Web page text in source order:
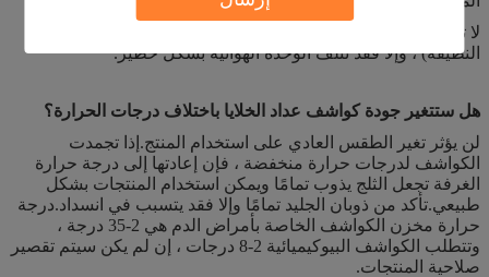
لا تضع أبدًا الماء المقطر على المحلل (باستثناء قائمة الشحن
النظيفة) ، وإلا فقد تتلف الوحدة الهوائية بشكل خطير.
هل ستتغير جودة كواشف عداد الخلايا باختلاف درجات الحرارة؟
لن يؤثر تغير الطقس العادي على استخدام المنتج.إذا تجمدت
الكواشف لدرجات حرارة منخفضة ، فإن إعادتها إلى درجة حرارة
الغرفة تجعل الثلج يذوب تمامًا ويمكن استخدام المنتجات بشكل
طبيعي.تأكد من ذوبان الجليد تمامًا وإلا فقد يتسبب في انسداد.درجة
حرارة مخزن الكواشف الخاصة بأمراض الدم هي 2-35 درجة ،
وتتطلب الكواشف البيوكيميائية 2-8 درجات ، إن لم يكن سيتم تقصير
صلاحية المنتجات.